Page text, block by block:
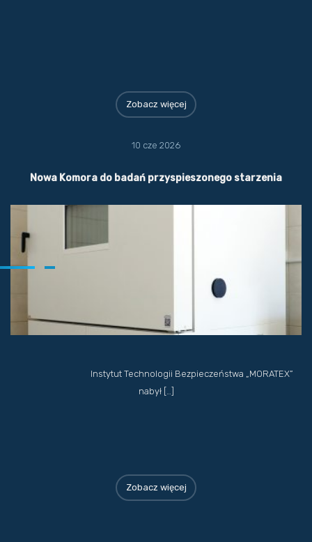
Zobacz więcej
10 cze 2026
Nowa Komora do badań przyspieszonego starzenia
Instytut Technologii Bezpieczeństwa „MORATEX”
nabył […]
Zobacz więcej